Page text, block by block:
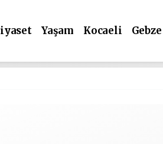
Yaşam Kocaeli Gebze